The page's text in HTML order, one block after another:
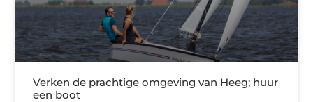
Verken de prachtige omgeving van Heeg; huur
een boot